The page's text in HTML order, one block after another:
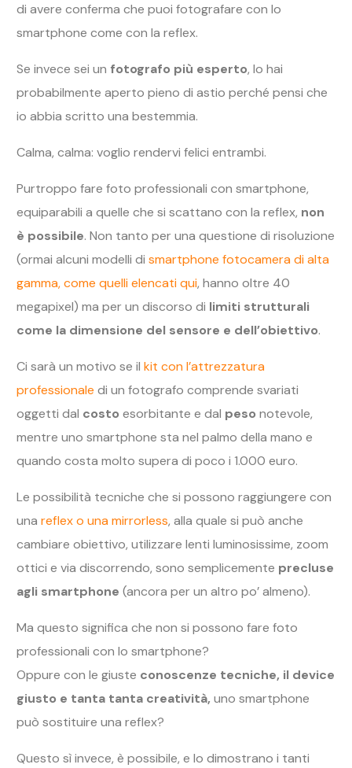
di avere conferma che puoi fotografare con lo
smartphone come con la reflex.
Se invece sei un fotografo più esperto, lo hai
probabilmente aperto pieno di astio perché pensi che
io abbia scritto una bestemmia.
Calma, calma: voglio rendervi felici entrambi.
Purtroppo fare foto professionali con smartphone,
equiparabili a quelle che si scattano con la reflex, non
è possibile. Non tanto per una questione di risoluzione
(ormai alcuni modelli dismartphone fotocamera di alta
gamma, come quelli elencati qui, hanno oltre 40
megapixel) ma per un discorso di limiti strutturali
come la dimensione del sensore e dell’obiettivo.
Ci sarà un motivo se ilkit con l’attrezzatura
professionale di un fotografo comprende svariati
oggetti dal costo esorbitante e dal peso notevole,
mentre uno smartphone sta nel palmo della mano e
quando costa molto supera di poco i 1.000 euro.
Le possibilità tecniche che si possono raggiungere con
unareflex o una mirrorless, alla quale si può anche
cambiare obiettivo, utilizzare lenti luminosissime, zoom
ottici e via discorrendo, sono semplicemente precluse
agli smartphone (ancora per un altro po’ almeno).
Ma questo significa che non si possono fare foto
professionali con lo smartphone?
Oppure con le giuste conoscenze tecniche, il device
giusto e tanta tanta creatività, uno smartphone
può sostituire una reflex?
Questo sì invece, è possibile, e lo dimostrano i tanti